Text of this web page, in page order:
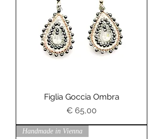
Figlia Goccia Ombra
Preis
€ 65,00
Handmade in Vienna